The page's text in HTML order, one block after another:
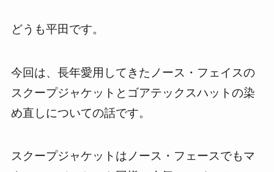
どうも平田です。
今回は、長年愛用してきたノース・フェイスの
スクープジャケットとゴアテックスハットの染
め直しについての話です。
スクープジャケットはノース・フェースでもマ